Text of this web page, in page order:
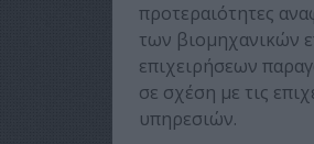
προτεραιότητες
των βιομηχανικών
επιχειρήσεων
σε σχέση με τις
υπηρεσιών.